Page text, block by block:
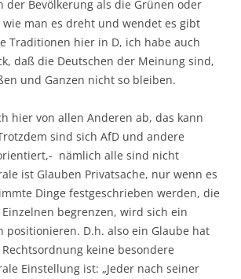
der Bevölkerung als die Grünen oder
wie man es dreht und wendet es gibt
Traditionen hier in D, ich habe auch
daß die Deutschen der Meinung sind,
und Ganzen nicht so bleiben.
hier von allen Anderen ab, das kann
sind sich AfD und andere
nämlich alle sind nicht
ist Glauben Privatsache, nur wenn es
Dinge festgeschrieben werden, die
begrenzen, wird sich ein
positionieren. D.h. also ein Glaube hat
keine besondere
Einstellung ist: „Jeder nach seiner